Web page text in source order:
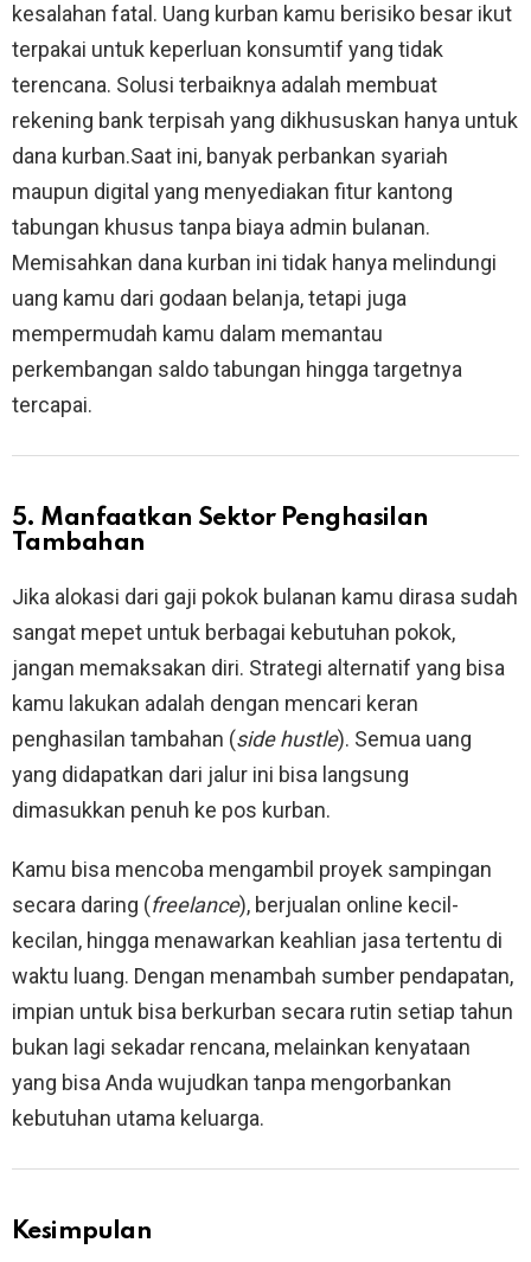
kesalahan fatal. Uang kurban kamu berisiko besar ikut
terpakai untuk keperluan konsumtif yang tidak
terencana. Solusi terbaiknya adalah membuat
rekening bank terpisah yang dikhususkan hanya untuk
dana kurban.Saat ini, banyak perbankan syariah
maupun digital yang menyediakan fitur kantong
tabungan khusus tanpa biaya admin bulanan.
Memisahkan dana kurban ini tidak hanya melindungi
uang kamu dari godaan belanja, tetapi juga
mempermudah kamu dalam memantau
perkembangan saldo tabungan hingga targetnya
tercapai.
5. Manfaatkan Sektor Penghasilan
Tambahan
Jika alokasi dari gaji pokok bulanan kamu dirasa sudah
sangat mepet untuk berbagai kebutuhan pokok,
jangan memaksakan diri. Strategi alternatif yang bisa
kamu lakukan adalah dengan mencari keran
penghasilan tambahan (side hustle). Semua uang
yang didapatkan dari jalur ini bisa langsung
dimasukkan penuh ke pos kurban.
Kamu bisa mencoba mengambil proyek sampingan
secara daring (freelance), berjualan online kecil-
kecilan, hingga menawarkan keahlian jasa tertentu di
waktu luang. Dengan menambah sumber pendapatan,
impian untuk bisa berkurban secara rutin setiap tahun
bukan lagi sekadar rencana, melainkan kenyataan
yang bisa Anda wujudkan tanpa mengorbankan
kebutuhan utama keluarga.
Kesimpulan